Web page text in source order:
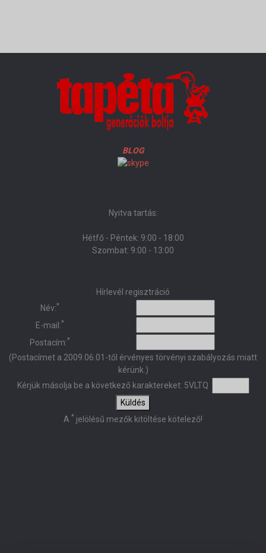
BLOG
Nyitva tartás:
Hétfő - Péntek: 9:00 - 18:00
Szombat: 9:00 - 13:00
Hírlevél regisztráció
Név:*
E-mail:*
Postacím:*
(Postacímet a 2009.06.01-től érvényes törvényi szabályozás miatt
kérünk.)
Kérjük másolja be a következő karaktereket: 5VLTQ
Küldés
A * jelölésű mezők kitöltése kötelező!